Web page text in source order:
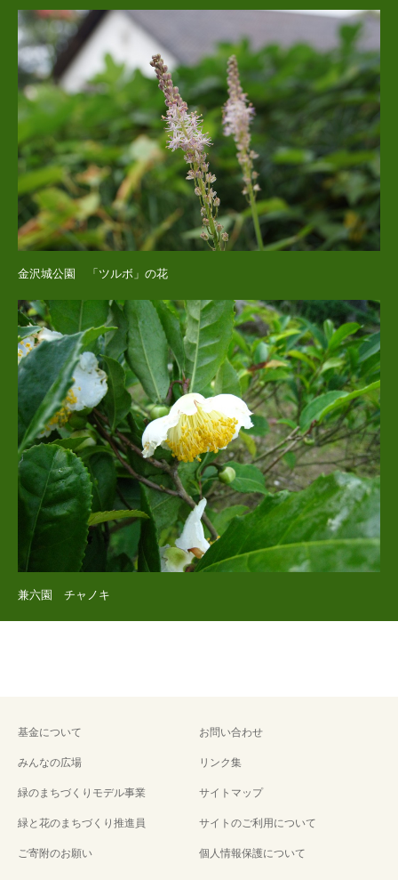
金沢城公園 「ツルボ」の花
兼六園 チャノキ
基金について
みんなの広場
緑のまちづくりモデル事業
緑と花のまちづくり推進員
ご寄附のお願い
お問い合わせ
リンク集
サイトマップ
サイトのご利用について
個人情報保護について